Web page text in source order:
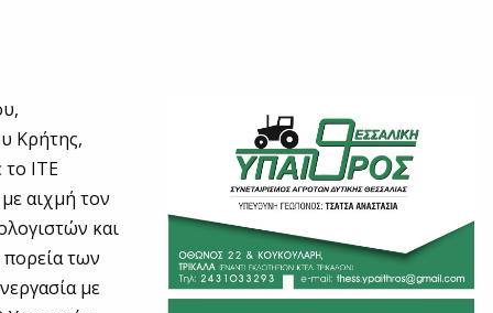
Κρήτης,
ΙΤΕ
αιχμή τον
και
των
με